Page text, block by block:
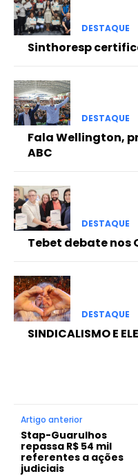
DESTAQUE
Sinthoresp
DESTAQUE
Fala Wellington,
ABC
DESTAQUE
Tebet debate nos
DESTAQUE
SINDICALISMO E
Artigo anterior
Stap-Guarulhos
repassa R$ 54 mil
referentes a ações
judiciais